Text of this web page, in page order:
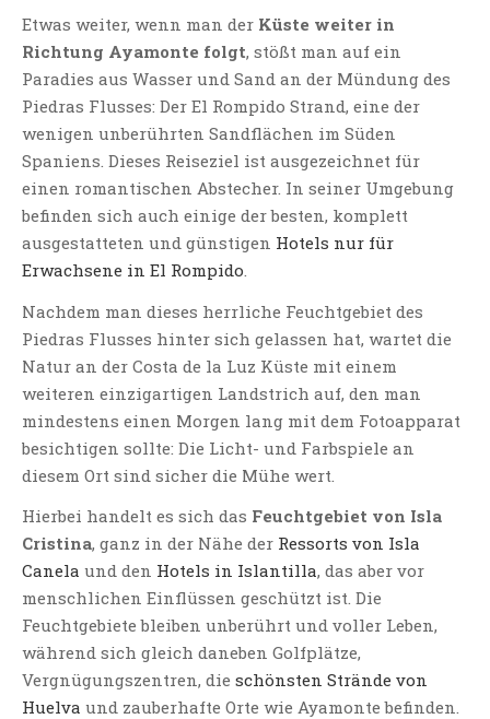
Etwas weiter, wenn man der Küste weiter in
Richtung Ayamonte folgt, stößt man auf ein
Paradies aus Wasser und Sand an der Mündung des
Piedras Flusses: Der El Rompido Strand, eine der
wenigen unberührten Sandflächen im Süden
Spaniens. Dieses Reiseziel ist ausgezeichnet für
einen romantischen Abstecher. In seiner Umgebung
befinden sich auch einige der besten, komplett
ausgestatteten und günstigen Hotels nur für
Erwachsene in El Rompido.
Nachdem man dieses herrliche Feuchtgebiet des
Piedras Flusses hinter sich gelassen hat, wartet die
Natur an der Costa de la Luz Küste mit einem
weiteren einzigartigen Landstrich auf, den man
mindestens einen Morgen lang mit dem Fotoapparat
besichtigen sollte: Die Licht- und Farbspiele an
diesem Ort sind sicher die Mühe wert.
Hierbei handelt es sich das Feuchtgebiet von Isla
Cristina, ganz in der Nähe der Ressorts von Isla
Canela und den Hotels in Islantilla, das aber vor
menschlichen Einflüssen geschützt ist. Die
Feuchtgebiete bleiben unberührt und voller Leben,
während sich gleich daneben Golfplätze,
Vergnügungszentren, die schönsten Strände von
Huelva und zauberhafte Orte wie Ayamonte befinden.